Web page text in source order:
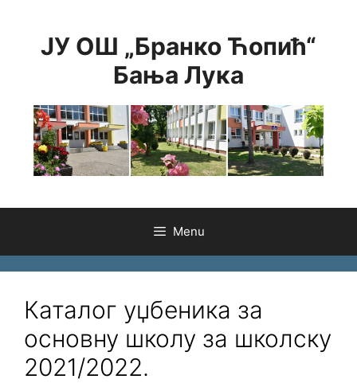
contentЈУ ОШ „Бранко Ћопић“
Бања Лука
Menu
Каталог уџбеника за
основну школу за школску
2021/2022.